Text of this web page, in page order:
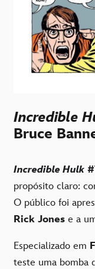
Incredible
Bruce
Incredible Hulk
propósito claro:
O público foi
Rick Jones e a
Especializado em
teste uma bomba